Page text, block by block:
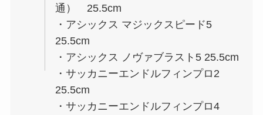
通） 25.5cm
・アシックス マジックスピード5
25.5cm
・アシックス ノヴァブラスト5 25.5cm
・サッカニーエンドルフィンプロ2
25.5cm
・サッカニーエンドルフィンプロ4